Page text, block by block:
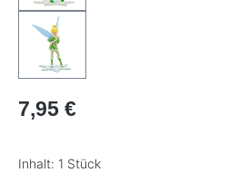
Regulärer Preis:
7,95 €
Inhalt: 1 Stück